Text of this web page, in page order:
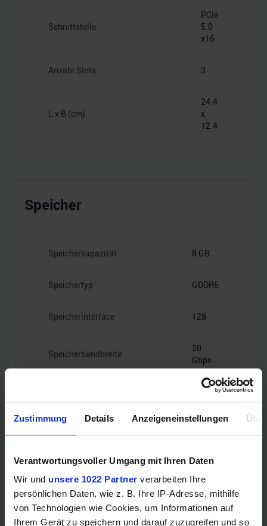
Zustimmung Details Anzeigeneinstellungen
Verantwortungsvoller Umgang mit Ihren Daten
Wir und unsere 1022 Partner verarbeiten Ihre
persönlichen Daten, wie z. B. Ihre IP-Adresse, mithilfe
von Technologien wie Cookies, um Informationen auf
Ihrem Gerät zu speichern und darauf zuzugreifen und so
Schnittstelle
PCIe
5.0
x16
Anzahl Slots 3
L x B (cm)
24.4
x
12.4
Speicher
Speicherkapazität 8 GB
Speichertyp GDDR6
Speicherinterface 128
Speicherbandbreite
20
Gbps
Videoanschlüsse
HDMI
2x HDMI
2.1b